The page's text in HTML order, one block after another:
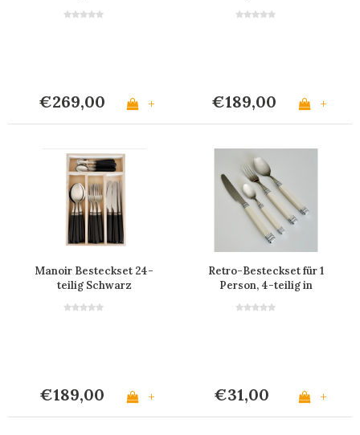
€269,00 + €189,00 +
Manoir Besteckset 24-
teilig Schwarz
€189,00 +
Retro-Besteckset für 1
Person, 4-teilig in
€31,00 +